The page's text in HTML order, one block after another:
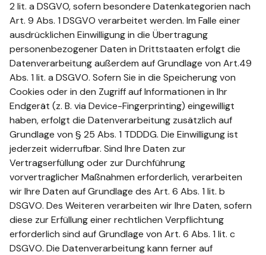
2 lit. a DSGVO, sofern besondere Datenkategorien nach
Art. 9 Abs. 1 DSGVO verarbeitet werden. Im Falle einer
ausdrücklichen Einwilligung in die Übertragung
personenbezogener Daten in Drittstaaten erfolgt die
Datenverarbeitung außerdem auf Grundlage von Art.49
Abs. 1 lit. a DSGVO. Sofern Sie in die Speicherung von
Cookies oder in den Zugriff auf Informationen in Ihr
Endgerät (z. B. via Device-Fingerprinting) eingewilligt
haben, erfolgt die Datenverarbeitung zusätzlich auf
Grundlage von § 25 Abs. 1 TDDDG. Die Einwilligung ist
jederzeit widerrufbar. Sind Ihre Daten zur
Vertragserfüllung oder zur Durchführung
vorvertraglicher Maßnahmen erforderlich, verarbeiten
wir Ihre Daten auf Grundlage des Art. 6 Abs. 1 lit. b
DSGVO. Des Weiteren verarbeiten wir Ihre Daten, sofern
diese zur Erfüllung einer rechtlichen Verpflichtung
erforderlich sind auf Grundlage von Art. 6 Abs. 1 lit. c
DSGVO. Die Datenverarbeitung kann ferner auf